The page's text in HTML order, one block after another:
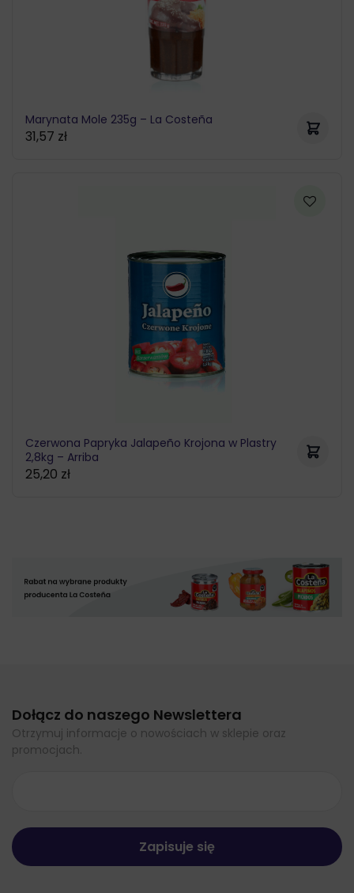
Marynata Mole 235g – La Costeña
31,57 zł
Czerwona Papryka Jalapeño Krojona w Plastry
2,8kg – Arriba
25,20 zł
Dołącz do naszego Newslettera
Otrzymuj informacje o nowościach w sklepie oraz
promocjach.